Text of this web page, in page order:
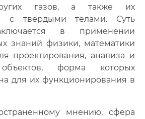
газов, а также их
с твердыми телами. Суть
в применении
знаний физики, математики
проектирования, анализа и
форма которых
для их функционирования в
мнению, сфера